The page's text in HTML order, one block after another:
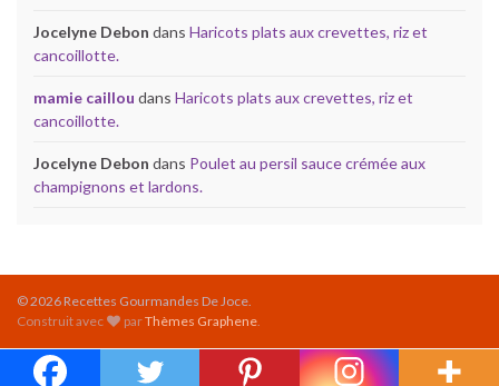
Jocelyne Debon dans Haricots plats aux crevettes, riz et
cancoillotte.
mamie caillou dans Haricots plats aux crevettes, riz et
cancoillotte.
Jocelyne Debon dans Poulet au persil sauce crémée aux
champignons et lardons.
© 2026 Recettes Gourmandes De Joce.
Construit avec
parThèmes Graphene